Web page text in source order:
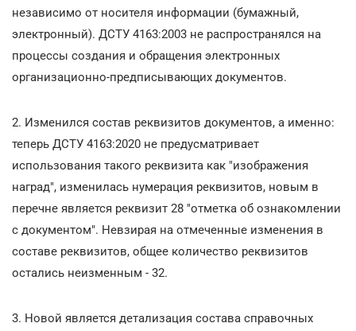
независимо от носителя информации (бумажный,
электронный). ДСТУ 4163:2003 не распространялся на
процессы создания и обращения электронных
организационно-предписывающих документов.
2. Изменился состав реквизитов документов, а именно:
теперь ДСТУ 4163:2020 не предусматривает
использования такого реквизита как "изображения
наград", изменилась нумерация реквизитов, новым в
перечне является реквизит 28 "отметка об ознакомлении
с документом". Невзирая на отмеченные изменения в
составе реквизитов, общее количество реквизитов
остались неизменным - 32.
3. Новой является детализация состава справочных